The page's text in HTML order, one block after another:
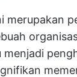
merupakan
menjadi